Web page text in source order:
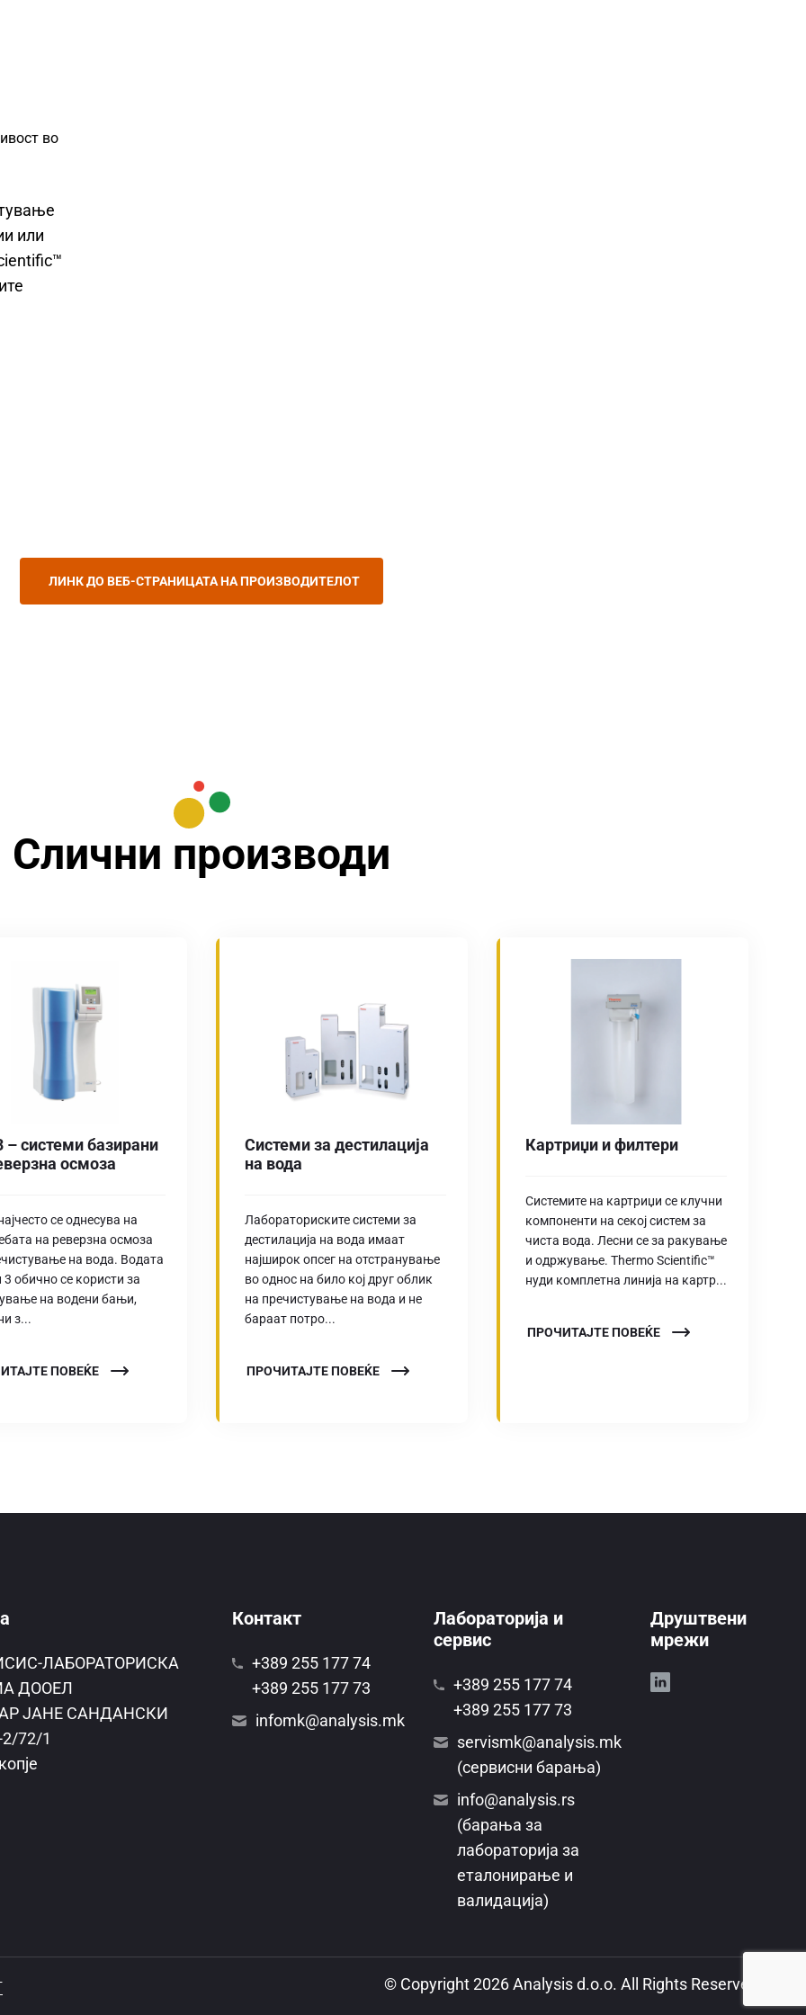
во
или
ЛИНК ДО ВЕБ-СТРАНИЦАТА НА ПРОИЗВОДИТЕЛОТ
Слични производи
– системи базирани
осмоза
се однесува на
на реверзна осмоза
на вода. Водата
3 обично се користи за
на водени бањи,
з...
ПОВЕЌЕ
Системи за дестилација
на вода
Лабораториските системи за
дестилација на вода имаат
најширок опсег на отстранување
во однос на било кој друг облик
на пречистување на вода и не
бараат потро...
ПРОЧИТАЈТЕ ПОВЕЌЕ
Картриџи и филтери
Системите на картриџи се клучни
компоненти на секој систем за
чиста вода. Лесни се за ракување
и одржување. Thermo Scientific™
нуди комплетна линија на картр...
ПРОЧИТАЈТЕ ПОВЕЌЕ
ЛАБОРАТОРИСКА
ДООЕЛ
ЈАНЕ САНДАНСКИ
72/1
Контакт
+389 255 177 74
+389 255 177 73
infomk@analysis.mk
Лабораторија и
сервис
+389 255 177 74
+389 255 177 73
servismk@analysis.mk
(сервисни барања)
info@analysis.rs
(барања за
лабораторија за
еталонирање и
валидација)
Друштвени
мрежи
© Copyright 2026 Analysis d.o.o. All Rights Reserved.